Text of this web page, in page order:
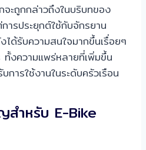
ะถูกกล่าวถึงในบริบทของ
ารประยุกต์ใช้กับจักรยาน
ด้รับความสนใจมากขึ้นเรื่อยๆ
ทั้งความแพร่หลายที่เพิ่มขึ้น
การใช้งานในระดับครัวเรือน
สำหรับ E-Bike